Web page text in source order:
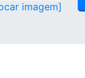
imagem]